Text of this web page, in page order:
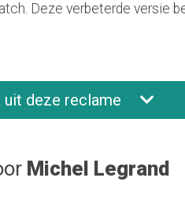
Deze verbeterde versie
deze reclame
Michel Legrand